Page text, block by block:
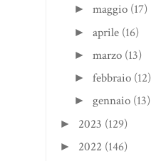
►maggio (17)
►aprile (16)
►marzo (13)
►febbraio (12)
►gennaio (13)
► 2023 (129)
► 2022 (146)